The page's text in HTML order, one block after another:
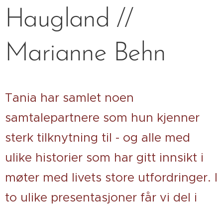
Haugland //
Marianne Behn
Tania har samlet noen
samtalepartnere som hun kjenner
sterk tilknytning til - og alle med
ulike historier som har gitt innsikt i
møter med livets store utfordringer. I
to ulike presentasjoner får vi del i